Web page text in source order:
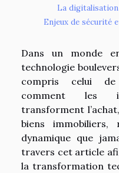
La
Enjeux de sécurité
Dans un monde
technologie
compris celui de
comment les
transforment
biens
dynamique que
travers cet article
la transformation